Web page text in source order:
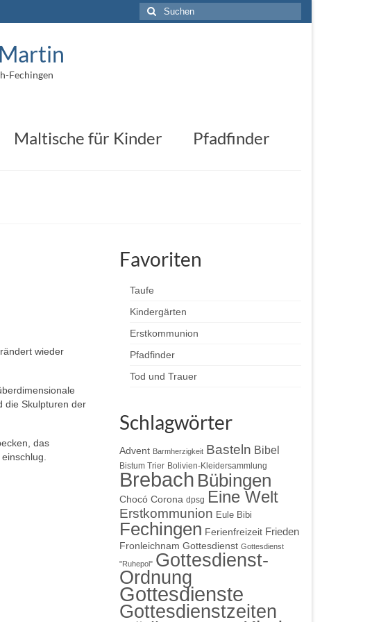
Suchen
nach:
Fechingen
Maltische für Kinder Pfadfinder
wieder
die Skulpturen der
das
einschlug.
Favoriten
Taufe
Kindergärten
Erstkommunion
Pfadfinder
Tod und Trauer
Schlagwörter
Advent Barmherzigkeit Basteln Bibel
Bistum Trier Bolivien-Kleidersammlung
Brebach Bübingen
Chocó Corona dpsg Eine Welt
Erstkommunion Eule Bibi
Fechingen Ferienfreizeit Frieden
Fronleichnam Gottesdienst Gottesdienst
"Ruhepol" Gottesdienst-
Ordnung
Gottesdienste
Gottesdienstzeiten